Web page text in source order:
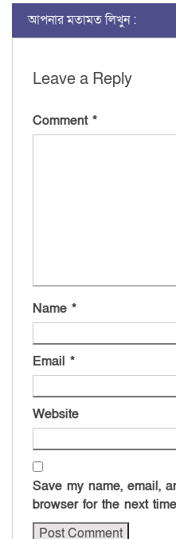
আপনার মতামত লিখুন :
Leave a Reply
Comment *
Name *
Email *
Website
Save my name, email,
browser for the next